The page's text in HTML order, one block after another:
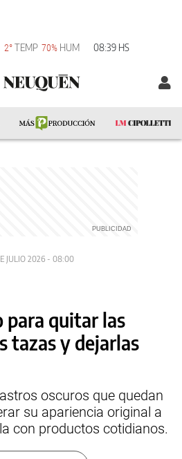
2°TEMP 70% HUM 08:39 HS
JULIO 2026 - 08:00
para quitar las
tazas y dejarlas
oscuros que quedan
su apariencia original a
con productos cotidianos.